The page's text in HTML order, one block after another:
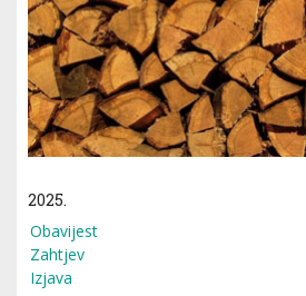
2025.
Obavijest
Zahtjev
Izjava